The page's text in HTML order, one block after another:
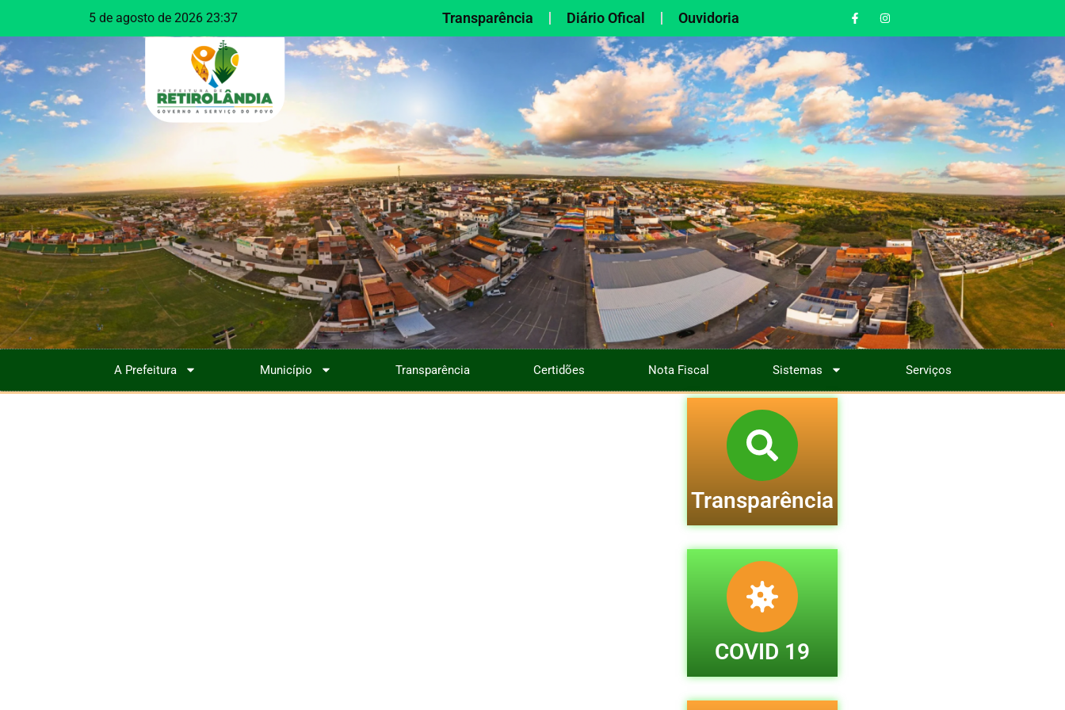
5 de agosto de 2026 23:37 Transparência Diário Ofical Ouvidoria
A Prefeitura Município Transparência Certidões Nota Fiscal Sistemas Serviços
Transparência
COVID 19